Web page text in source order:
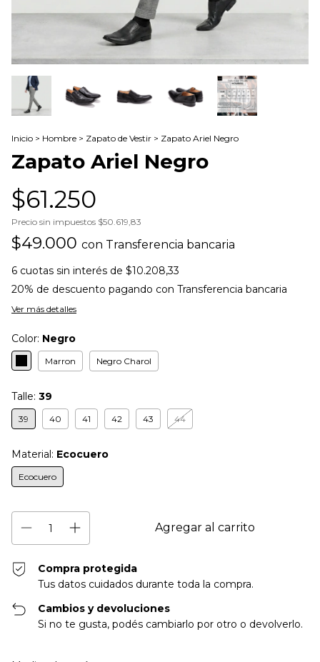
Inicio > Hombre > Zapato de Vestir > Zapato Ariel Negro
Zapato Ariel Negro
$61.250
Precio sin impuestos $50.619,83
$49.000 con Transferencia bancaria
6 cuotas sin interés de $10.208,33
20% de descuento pagando con Transferencia bancaria
Ver más detalles
Color: Negro
Marron Negro Charol
Talle: 39
39 40 41 42 43 44
Material: Ecocuero
Ecocuero
Compra protegida
Tus datos cuidados durante toda la compra.
Cambios y devoluciones
Si no te gusta, podés cambiarlo por otro o devolverlo.